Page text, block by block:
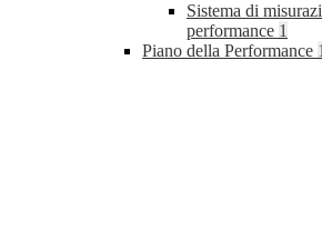
Sistema di
performance 1
Piano della Performance 1